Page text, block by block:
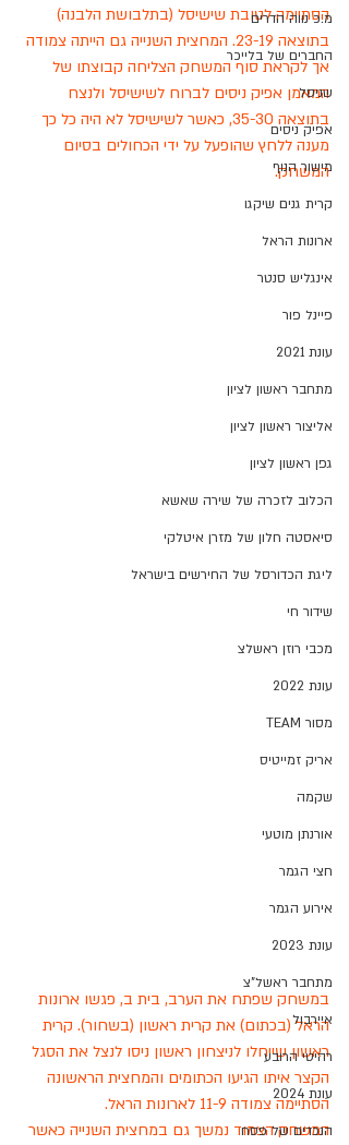
מ.כ נווה הדרים
החברים של בלייכר
שניסל
אפיק ניסים
מישור הנוף
קרית גנים שיקגו
ארונות הראל
אינגליש סנטר
פיינל פור
עונת 2021
מתחבר ראשון לציון
אליצור ראשון לציון
גפן ראשון לציון
הכלוב לזכרה של שירה שאשא
סיאסטה חלון של מזרן איטלקי
ליגת הכדורסל של החירשים בישראל
שידור חי
מכבי רוזן ראשלצ
עונת 2022
מסור TEAM
אריק זמייטיס
שקמה
אורנתן מוטעי
חצי הגמר
אירוע הגמר
עונת 2023
מתחבר ראשל"צ
איירבול
רהיטי הרובע
עונת 2024
הנכדים של פסח
הסתיימה לטובת שישיסל (בתלבושת הלבנה)
בתוצאה 23-19. המחצית השנייה גם הייתה צמודה
אך לקראת סוף המשחק הצליחה קבוצתו של
המאמן אפיק ניסים לברוח לשישיסל ולנצח
בתוצאה 35-30, כאשר לשישיסל לא היה כל כך
מענה ללחץ שהופעל על ידי הכחולים בסיום
המשחק.
במשחק שפתח את הערב, בית ב, פגשו ארונות
הראל (בכתום) את קרית ראשון (בשחור). קרית
ראשון שייחלו לניצחון ראשון ניסו לנצל את הסגל
הקצר איתו הגיעו הכתומים והמחצית הראשונה
הסתיימה צמודה 11-9 לארונות הראל.
המשחק הצמוד נמשך גם במחצית השנייה כאשר